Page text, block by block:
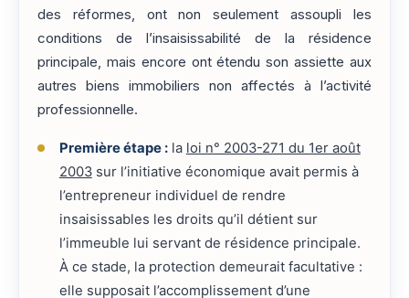
des réformes, ont non seulement assoupli les
conditions de l’insaisissabilité de la résidence
principale, mais encore ont étendu son assiette aux
autres biens immobiliers non affectés à l’activité
professionnelle.
Première étape :la loi n° 2003-271 du 1er août
2003sur l’initiative économique avait permis à
l’entrepreneur individuel de rendre
insaisissables les droits qu’il détient sur
l’immeuble lui servant de résidence principale.
À ce stade, la protection demeurait facultative :
elle supposait l’accomplissement d’une